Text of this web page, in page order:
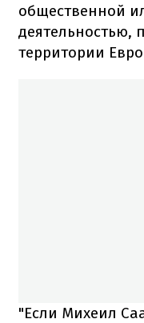
общественной
деятельностью,
территории
"Если Михеил